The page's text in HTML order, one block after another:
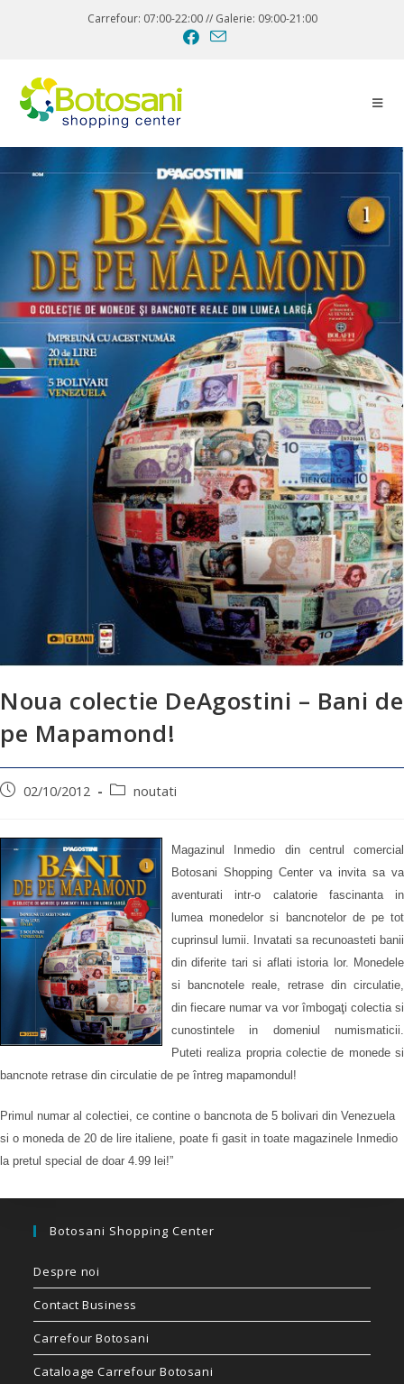
Carrefour: 07:00-22:00 // Galerie: 09:00-21:00
Noua colectie DeAgostini – Bani de
pe Mapamond!
02/10/2012 noutati
Magazinul Inmedio din centrul comercial
Botosani Shopping Center va invita sa va
aventurati intr-o calatorie fascinanta in
lumea monedelor si bancnotelor de pe tot
cuprinsul lumii. Invatati sa recunoasteti banii
din diferite tari si aflati istoria lor. Monedele
si bancnotele reale, retrase din circulatie,
din fiecare numar va vor îmbogaţi colectia si
cunostintele in domeniul numismaticii.
Puteti realiza propria colectie de monede si
bancnote retrase din circulatie de pe întreg mapamondul!
Primul numar al colectiei, ce contine o bancnota de 5 bolivari din Venezuela
si o moneda de 20 de lire italiene, poate fi gasit in toate magazinele Inmedio
la pretul special de doar 4.99 lei!”
Botosani Shopping Center
Despre noi
Contact Business
Carrefour Botosani
Cataloage Carrefour Botosani